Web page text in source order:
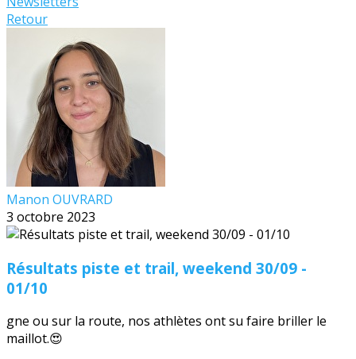
Retour
Manon OUVRARD
3 octobre 2023
Résultats piste et trail, weekend 30/09 -
01/10
gne ou sur la route, nos athlètes ont su faire briller le
maillot.😍